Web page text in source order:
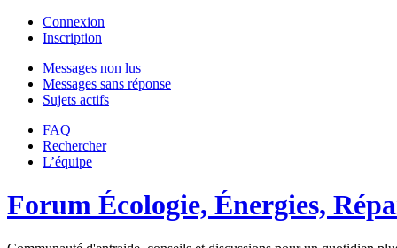
Connexion
Inscription
Messages non lus
Messages sans réponse
Sujets actifs
FAQ
Rechercher
L’équipe
Forum Écologie, Énergies,